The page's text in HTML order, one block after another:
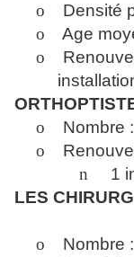
o
Densité
o
Age
o
o
Nombre
o
n
1
LES
o
Nombre